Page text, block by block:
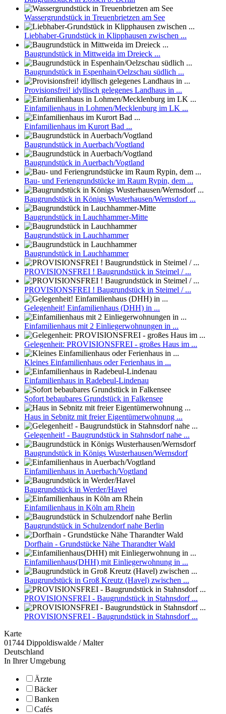
Wassergrundstück in Treuenbrietzen am See
Liebhaber-Grundstück in Klipphausen zwischen ...
Baugrundstück in Mittweida im Dreieck ...
Baugrundstück in Espenhain/Oelzschau südlich ...
Provisionsfrei! idyllisch gelegenes Landhaus in ...
Einfamilienhaus in Lohmen/Mecklenburg im LK ...
Einfamilienhaus im Kurort Bad ...
Baugrundstück in Auerbach/Vogtland
Baugrundstück in Auerbach/Vogtland
Bau- und Feriengrundstücke im Raum Rypin, dem ...
Baugrundstück in Königs Wusterhausen/Wernsdorf ...
Baugrundstück in Lauchhammer-Mitte
Baugrundstück in Lauchhammer
Baugrundstück in Lauchhammer
PROVISIONSFREI ! Baugrundstück in Steimel / ...
PROVISIONSFREI ! Baugrundstück in Steimel / ...
Gelegenheit! Einfamilienhaus (DHH) in ...
Einfamilienhaus mit 2 Einliegerwohnungen in ...
Gelegenheit: PROVISIONSFREI - großes Haus im ...
Kleines Einfamilienhaus oder Ferienhaus in ...
Einfamilienhaus in Radebeul-Lindenau
Sofort bebaubares Grundstück in Falkensee
Haus in Sebnitz mit freier Eigentümerwohnung ...
Gelegenheit! - Baugrundstück in Stahnsdorf nahe ...
Baugrundstück in Königs Wusterhausen/Wernsdorf
Einfamilienhaus in Auerbach/Vogtland
Baugrundstück in Werder/Havel
Einfamilienhaus in Köln am Rhein
Baugrundstück in Schulzendorf nahe Berlin
Dorfhain - Grundstücke Nähe Tharandter Wald
Einfamilienhaus(DHH) mit Einliegerwohnung in ...
Baugrundstück in Groß Kreutz (Havel) zwischen ...
PROVISIONSFREI - Baugrundstück in Stahnsdorf ...
PROVISIONSFREI - Baugrundstück in Stahnsdorf ...
This page can't load Google Maps correctly.
Do you own this website?
Karte
01744 Dippoldiswalde / Malter
Deutschland
In Ihrer Umgebung
Ärzte
Bäcker
Banken
Cafés